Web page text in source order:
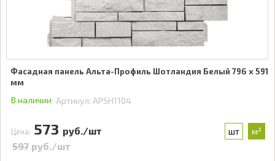
Фасадная панель Альта-Профиль Шотландия Белый 796 x 591
мм
В наличии Артикул: APSH1104
Цена: 573 руб./шт шт м²
597 руб./шт